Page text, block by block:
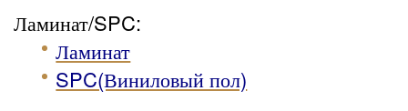
Ламинат/SPC:
Ламинат
SPC(Виниловый пол)